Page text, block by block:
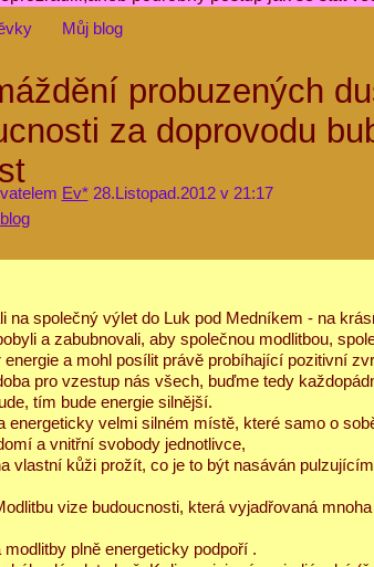
Můj blog
probuzených
za doprovodu
Ev*28.Listopad.2012 v 21:17
na společný výlet do Luk pod Medníkem - na
a zabubnovali, aby společnou modlitbou,
a mohl posílit právě probíhající pozitivní
pro vzestup nás všech, buďme tedy
tím bude energie silnější.
energeticky velmi silném místě, které samo o
a vnitřní svobody jednotlivce,
vlastní kůži prožít, co je to být nasáván
vize budoucnosti, která vyjadřovaná
plně energeticky podpoří .